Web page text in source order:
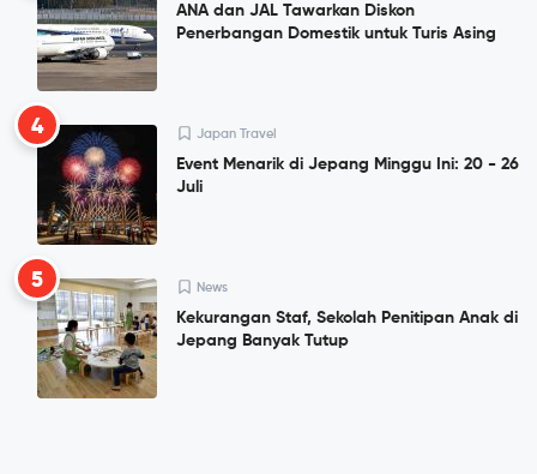
ANA dan JAL Tawarkan Diskon
Penerbangan Domestik untuk Turis Asing
4 Japan Travel
Event Menarik di Jepang Minggu Ini: 20 - 26
Juli
5 News
Kekurangan Staf, Sekolah Penitipan Anak di
Jepang Banyak Tutup